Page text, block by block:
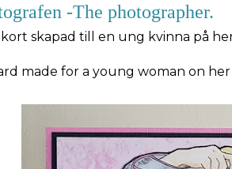
-The photographer.
skapad till en ung kvinna på
made for a young woman on